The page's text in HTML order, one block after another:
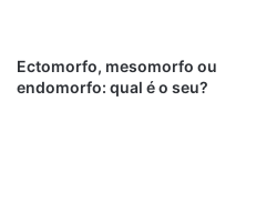
Ectomorfo, mesomorfo ou
endomorfo: qual é o seu?